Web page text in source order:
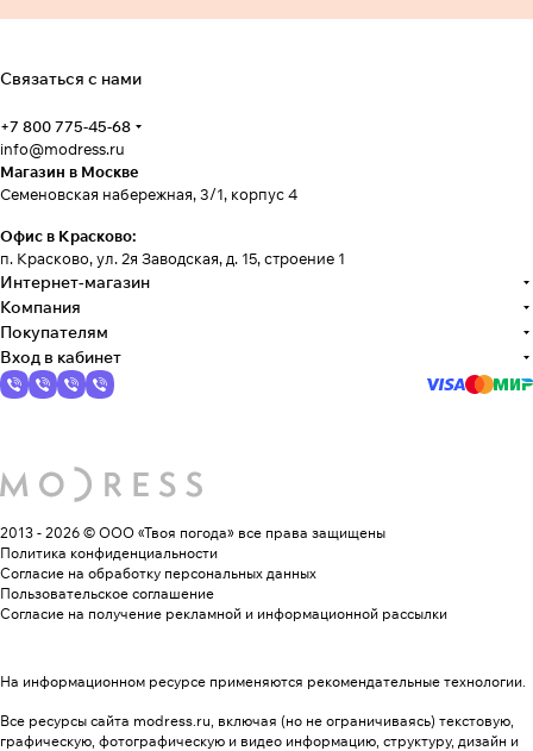
Связаться с нами
+7 800 775-45-68
info@modress.ru
Магазин в Москве
Семеновская набережная, 3/1, корпус 4
Офис в Красково:
п. Красково, ул. 2я Заводская, д. 15, строение 1
Интернет-магазин
Компания
Покупателям
Вход в кабинет
2013 - 2026 © ООО «Твоя погода» все права защищены
Политика конфиденциальности
Согласие на обработку персональных данных
Пользовательское соглашение
Согласие на получение рекламной и информационной рассылки
На информационном ресурсе применяются рекомендательные технологии.
Все ресурсы сайта modress.ru, включая (но не ограничиваясь) текстовую,
графическую, фотографическую и видео информацию, структуру, дизайн и